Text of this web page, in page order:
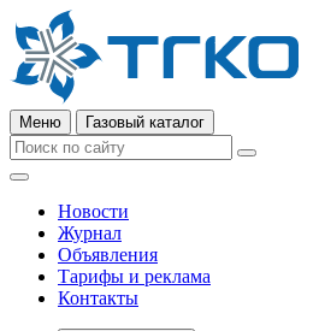
Меню Газовый каталог
Новости
Журнал
Объявления
Тарифы и реклама
Контакты